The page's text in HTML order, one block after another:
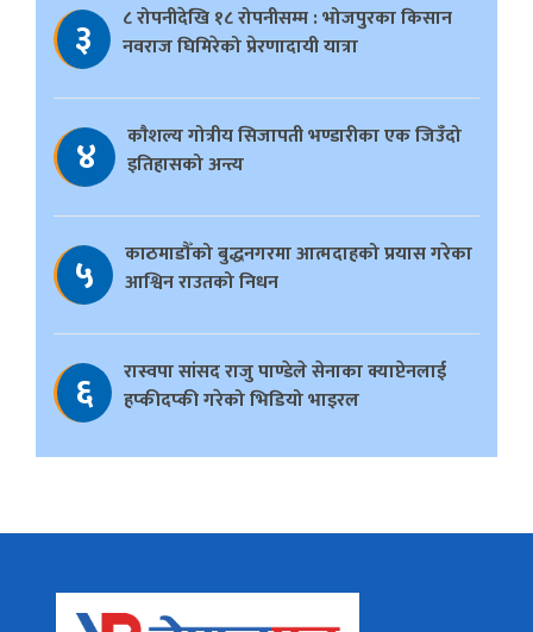
३
८ रोपनीदेखि १८ रोपनीसम्म : भोजपुरका किसान
नवराज घिमिरेको प्रेरणादायी यात्रा
४
काैशल्य गोत्रीय सिजापती भण्डारीका एक जिउँदो
इतिहासको अन्त्य
५
काठमाडौँको बुद्धनगरमा आत्मदाहको प्रयास गरेका
आश्विन राउतको निधन
६
रास्वपा सांसद राजु पाण्डेले सेनाका क्याप्टेनलाई
हप्कीदप्की गरेको भिडियो भाइरल